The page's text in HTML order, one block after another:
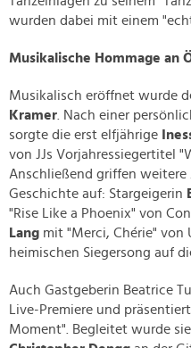
wurden dabei mit einem
Musikalische Hommage an
Musikalisch eröffnet wurde
Kramer . Nach einer
sorgte die erst elfjährige
von JJs Vorjahressiegertitel
Anschließend griffen weitere
Geschichte auf: Stargeigerin
"Rise Like a Phoenix" von
Lang mit "Merci, Chérie" von
heimischen Siegersong auf
Auch Gastgeberin Beatrice
Live-Premiere und
Moment". Begleitet wurde